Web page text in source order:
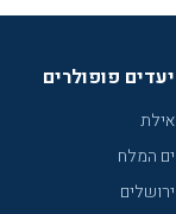
יעדים פופולרים
אילת
ים המלח
ירושלים